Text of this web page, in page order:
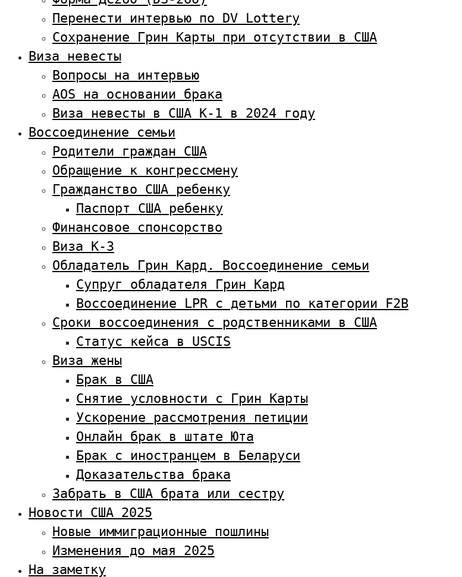
Перенести интервью по DV Lottery
Сохранение Грин Карты при отсутствии в США
Виза невесты
Вопросы на интервью
AOS на основании брака
Виза невесты в США К-1 в 2024 году
Воссоединение семьи
Родители граждан США
Обращение к конгрессмену
Гражданство США ребенку
Паспорт США ребенку
Финансовое спонсорство
Виза К-3
Обладатель Грин Кард. Воссоединение семьи
Супруг обладателя Грин Кард
Воссоединение LPR с детьми по категории F2B
Сроки воссоединения с родственниками в США
Статус кейса в USCIS
Виза жены
Брак в США
Снятие условности с Грин Карты
Ускорение рассмотрения петиции
Онлайн брак в штате Юта
Брак с иностранцем в Беларуси
Доказательства брака
Забрать в США брата или сестру
Новости США 2025
Новые иммиграционные пошлины
Изменения до мая 2025
На заметку